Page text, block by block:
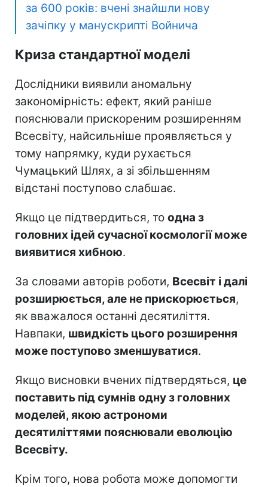
за 600 років: вчені знайшли нову
зачіпку у манускрипті Войнича
Криза стандартної моделі
Дослідники виявили аномальну
закономірність: ефект, який раніше
пояснювали прискореним розширенням
Всесвіту, найсильніше проявляється у
тому напрямку, куди рухається
Чумацький Шлях, а зі збільшенням
відстані поступово слабшає.
Якщо це підтвердиться, то одна з
головних ідей сучасної космології може
виявитися хибною.
За словами авторів роботи, Всесвіт і далі
розширюється, але не прискорюється,
як вважалося останні десятиліття.
Навпаки, швидкість цього розширення
може поступово зменшуватися.
Якщо висновки вчених підтвердяться, це
поставить під сумнів одну з головних
моделей, якою астрономи
десятиліттями пояснювали еволюцію
Всесвіту.
Крім того, нова робота може допомогти